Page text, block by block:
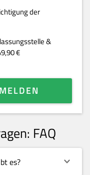
der
&
€
FAQ
es?